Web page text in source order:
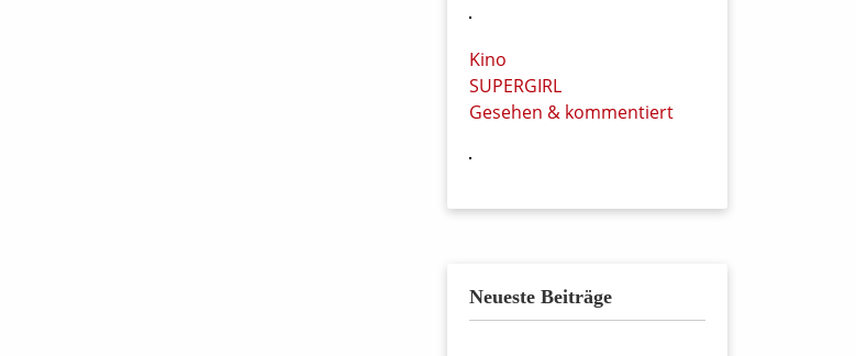
Kino
SUPERGIRL
Gesehen & kommentiert
Neueste Beiträge